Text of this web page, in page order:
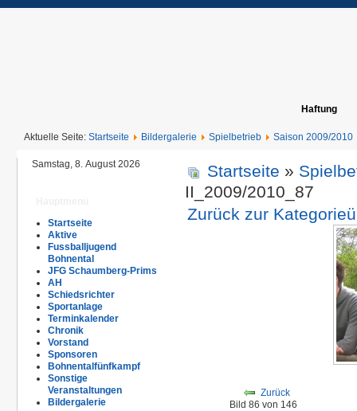
Haftung
Aktuelle Seite: Startseite Bildergalerie Spielbetrieb Saison 2009/2010
Samstag, 8. August 2026
Startseite
Aktive
Fussballjugend
Bohnental
JFG Schaumberg-Prims
AH
Schiedsrichter
Sportanlage
Terminkalender
Chronik
Vorstand
Sponsoren
Bohnentalfünfkampf
Sonstige
Veranstaltungen
Bildergalerie
Startseite »
II_2009/2010_87
Zurück zur
Zurück
Bild 86 von 146